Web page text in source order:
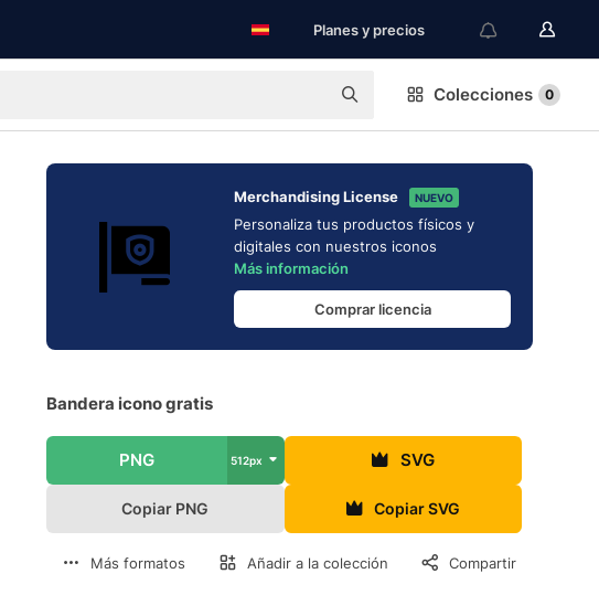
Planes y precios
Colecciones 0
Merchandising License NUEVO
Personaliza tus productos físicos y
digitales con nuestros iconos
Más información
Comprar licencia
Bandera icono gratis
PNG 512px SVG
Copiar PNG Copiar SVG
Más formatos Añadir a la colección Compartir